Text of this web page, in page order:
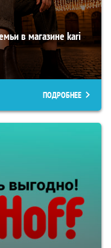
в магазине kari
ПОДРОБНЕЕ